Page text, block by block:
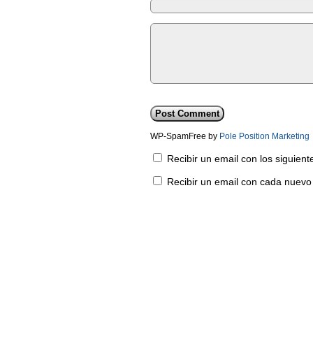
WP-SpamFree by Pole Position Marketing
Recibir un email con los
Recibir un email con cada